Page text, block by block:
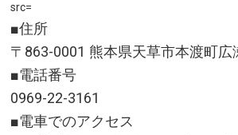
src=
■住所
〒863-0001 熊本県天草市本渡町広
■電話番号
0969-22-3161
■電車でのアクセス